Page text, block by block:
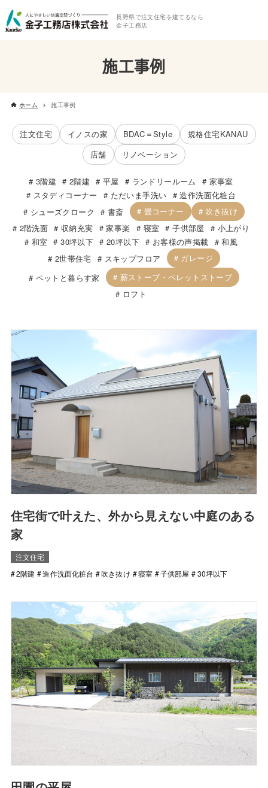
長野県で注文住宅を建てるなら
金子工務店
施工事例
ホーム 施工事例
注文住宅 イノスの家 BDAC＝Style
規格住宅KANAU
店舗
リノベーション
3階建 2階建 平屋 ランドリールーム
家事室
スタディコーナー
ただいま手洗い
造作洗面化粧台
シューズクローク
書斎 畳コーナー
吹き抜け
2階洗面
収納充実 家事楽 寝室 子供部屋
小上がり
和室
30坪以下 20坪以下 お客様の声掲載
和風
2世帯住宅
スキップフロア
ガレージ
ペットと暮らす家
薪ストーブ・ペレットストーブ
ロフト
住宅街で叶えた、外から見えない中庭のある
家
注文住宅
2階建
造作洗面化粧台 吹き抜け 寝室 子供部屋 30坪以下